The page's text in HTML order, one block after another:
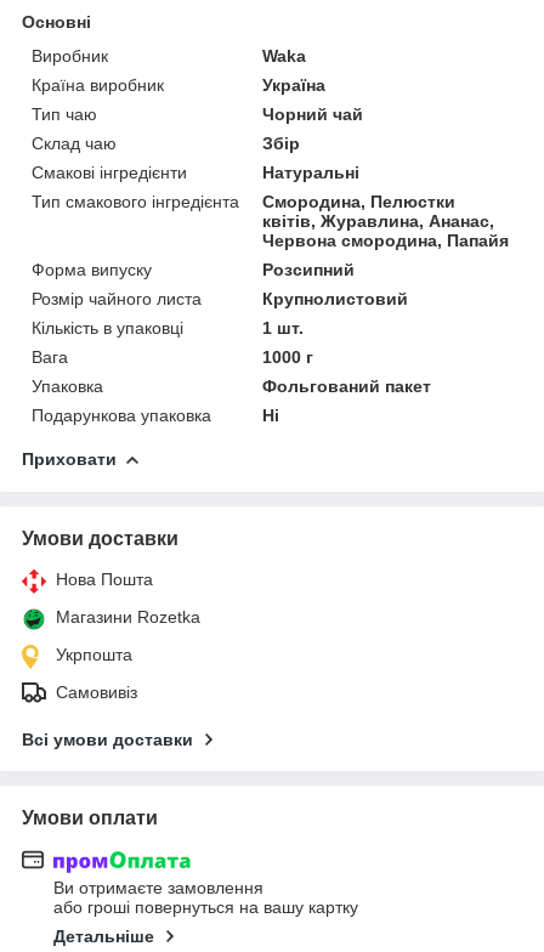
Основні
Виробник
Waka
Країна виробник
Україна
Тип чаю
Чорний чай
Склад чаю
Збір
Смакові інгредієнти
Натуральні
Тип смакового інгредієнта
Смородина, Пелюстки
квітів, Журавлина, Ананас,
Червона смородина, Папайя
Форма випуску
Розсипний
Розмір чайного листа
Крупнолистовий
Кількість в упаковці
1 шт.
Вага
1000 г
Упаковка
Фольгований пакет
Подарункова упаковка
Ні
Приховати
Умови доставки
Нова Пошта
Магазини Rozetka
Укрпошта
Самовивіз
Всі умови доставки
Умови оплати
Ви отримаєте замовлення
або гроші повернуться на вашу картку
Детальніше